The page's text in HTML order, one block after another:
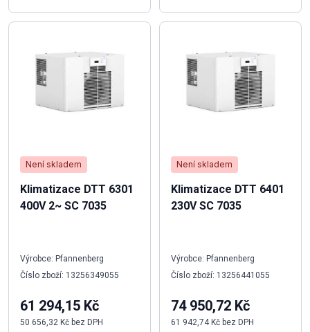
Není skladem
Klimatizace DTT 6301
400V 2~ SC 7035
Výrobce: Pfannenberg
Číslo zboží: 13256349055
61 294,15 Kč
50 656,32 Kč bez DPH
Není skladem
Klimatizace DTT 6401
230V SC 7035
Výrobce: Pfannenberg
Číslo zboží: 13256441055
74 950,72 Kč
61 942,74 Kč bez DPH